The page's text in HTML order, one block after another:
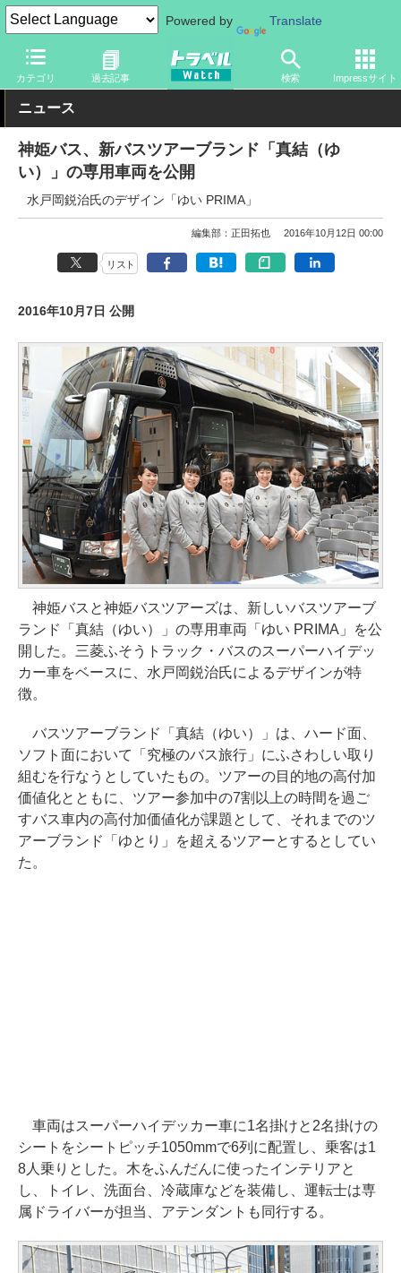
Powered by Translate
カテゴリ 過去記事 検索 Impressサイト
トラベル Watch 旅の方法 バス旅
ニュース
神姫バス、新バスツアーブランド「真結（ゆ
い）」の専用車両を公開
水戸岡鋭治氏のデザイン「ゆい PRIMA」
編集部：正田拓也 2016年10月12日 00:00
リスト
2016年10月7日 公開
神姫バスと神姫バスツアーズは、新しいバスツアーブ
ランド「真結（ゆい）」の専用車両「ゆい PRIMA」を公
開した。三菱ふそうトラック・バスのスーパーハイデッ
カー車をベースに、水戸岡鋭治氏によるデザインが特
徴。
バスツアーブランド「真結（ゆい）」は、ハード面、
ソフト面において「究極のバス旅行」にふさわしい取り
組むを行なうとしていたもの。ツアーの目的地の高付加
価値化とともに、ツアー参加中の7割以上の時間を過ご
すバス車内の高付加価値化が課題として、それまでのツ
アーブランド「ゆとり」を超えるツアーとするとしてい
た。
車両はスーパーハイデッカー車に1名掛けと2名掛けの
シートをシートピッチ1050mmで6列に配置し、乗客は1
8人乗りとした。木をふんだんに使ったインテリアと
し、トイレ、洗面台、冷蔵庫などを装備し、運転士は専
属ドライバーが担当、アテンダントも同行する。